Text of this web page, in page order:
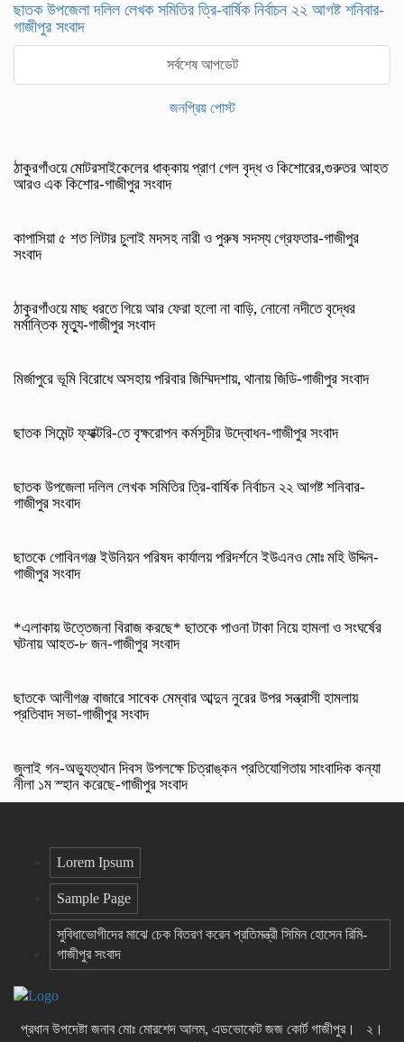
ছাতক উপজেলা দলিল লেখক সমিতির ত্রি-বার্ষিক নির্বাচন ২২ আগষ্ট শনিবার-
গাজীপুর সংবাদ
সর্বশেষ আপডেট
জনপ্রিয় পোস্ট
ঠাকুরগাঁওয়ে মোটরসাইকেলের ধাক্কায় প্রাণ গেল বৃদ্ধ ও কিশোরের,গুরুতর আহত
আরও এক কিশোর-গাজীপুর সংবাদ
কাপাসিয়া ৫ শত লিটার চুলাই মদসহ নারী ও পুরুষ সদস্য গ্রেফতার-গাজীপুর
সংবাদ
ঠাকুরগাঁওয়ে মাছ ধরতে গিয়ে আর ফেরা হলো না বাড়ি, নোনো নদীতে বৃদ্ধের
মর্মান্তিক মৃত্যু-গাজীপুর সংবাদ
মির্জাপুরে ভূমি বিরোধে অসহায় পরিবার জিম্মিদশায়, থানায় জিডি-গাজীপুর সংবাদ
ছাতক সিমেন্ট ফ্যাক্টরি-তে বৃক্ষরোপন কর্মসূচীর উদ্বোধন-গাজীপুর সংবাদ
ছাতক উপজেলা দলিল লেখক সমিতির ত্রি-বার্ষিক নির্বাচন ২২ আগষ্ট শনিবার-
গাজীপুর সংবাদ
ছাতকে গোবিনগঞ্জ ইউনিয়ন পরিষদ কার্যালয় পরিদর্শনে ইউএনও মোঃ মহি উদ্দিন-
গাজীপুর সংবাদ
*এলাকায় উত্তেজনা বিরাজ করছে* ছাতকে পাওনা টাকা নিয়ে হামলা ও সংঘর্ষের
ঘটনায় আহত-৮ জন-গাজীপুর সংবাদ
ছাতকে আলীগঞ্জ বাজারে সাবেক মেম্বার আব্দুন নুরের উপর সন্ত্রাসী হামলায়
প্রতিবাদ সভা-গাজীপুর সংবাদ
জুলাই গন-অভ্যুত্থান দিবস উপলক্ষে চিত্রাঙ্কন প্রতিযোগিতায় সাংবাদিক কন্যা
নীলা ১ম স্হান করেছে-গাজীপুর সংবাদ
Lorem Ipsum
Sample Page
সুবিধাভোগীদের মাঝে চেক বিতরণ করেন প্রতিমন্ত্রী সিমিন হোসেন রিমি-
গাজীপুর সংবাদ
প্রধান উপদেষ্টা জনাব মোঃ মোরশেদ আলম, এডভোকেট জজ কোর্ট গাজীপুর। ২।